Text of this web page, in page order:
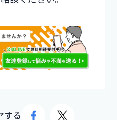
する